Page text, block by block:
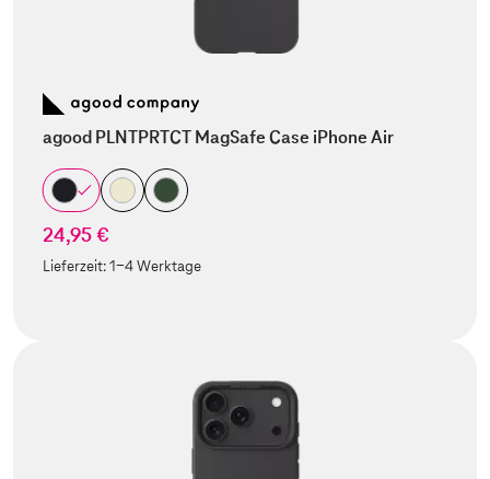
agood PLNTPRTCT MagSafe Case iPhone Air
24,95 €
Lieferzeit:1-4 Werktage